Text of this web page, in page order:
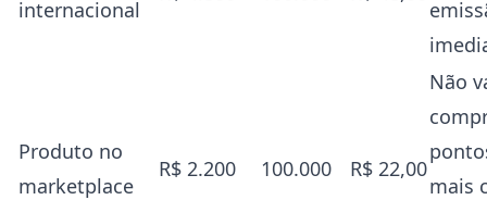
internacional
Produto no
marketplace
R$ 2.200 100.000 R$ 22,00
Não
mais